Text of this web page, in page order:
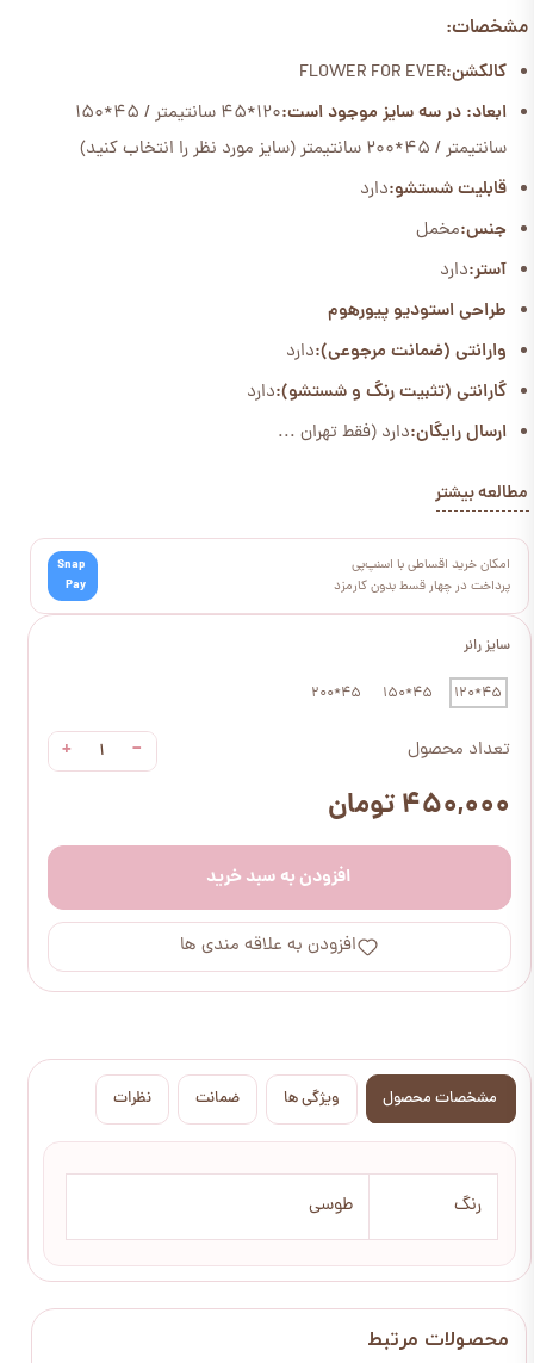
سایز رانر
45*120
45*150
45*200
تعداد محصول −
+
۴۵۰,۰۰۰ تومان
افزودن به سبد خرید
افزودن به علاقه مندی ها
مشخصات:
کالکشن:FLOWER FOR EVER
ابعاد: در سه سایز موجود است:
120*45 سانتیمتر / 45*150
سانتیمتر / 45*200 سانتیمتر (سایز مورد نظر را انتخاب کنید)
قابلیت شستشو:دارد
جنس:مخمل
آستر:دارد
طراحی استودیو پیورهوم
وارانتی (ضمانت مرجوعی):دارد
گارانتی (تثبیت رنگ و شستشو):دارد
ارسال رایگان:دارد (فقط تهران ...
مطالعه بیشتر
امکان خرید اقساطی با اسنپ‌پی
پرداخت در چهار قسط بدون کارمزد
Snap
Pay
مشخصات محصول ویژگی ها ضمانت نظرات
رنگ طوسی